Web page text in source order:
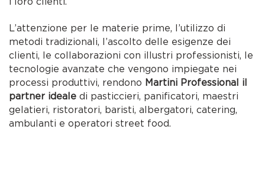
L’attenzione per le materie prime, l’utilizzo di
metodi tradizionali, l’ascolto delle esigenze dei
clienti, le collaborazioni con illustri professionisti, le
tecnologie avanzate che vengono impiegate nei
processi produttivi, rendono Martini Professional il
partner ideale di pasticcieri, panificatori, maestri
gelatieri, ristoratori, baristi, albergatori, catering,
ambulanti e operatori street food.